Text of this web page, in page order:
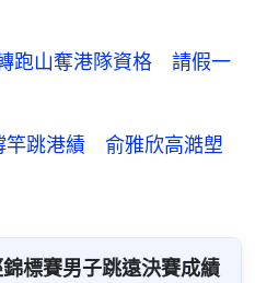
跑山奪港隊資格 請假一
竿跳港績 俞雅欣高澔塱
標賽男子跳遠決賽成績